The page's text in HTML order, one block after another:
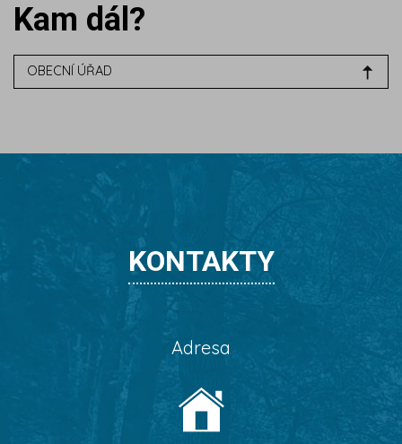
Kam dál?
OBECNÍ ÚŘAD
KONTAKTY
Adresa